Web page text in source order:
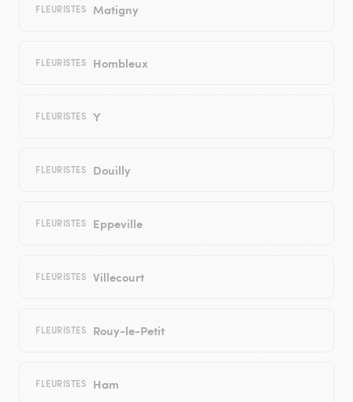
FLEURISTES Matigny
FLEURISTES Hombleux
FLEURISTES Y
FLEURISTES Douilly
FLEURISTES Eppeville
FLEURISTES Villecourt
FLEURISTES Rouy-le-Petit
FLEURISTES Ham